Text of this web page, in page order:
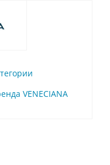
VENECIANA